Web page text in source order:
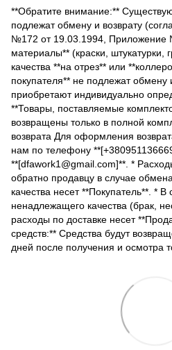
**Обратите внимание:**
подлежат обмену и возврату
№172 от 19.03.1994, Приложение
материалы** (краски, штукатурки,
качества **на отрез** или
покупателя** не подлежат обмену
приобретают индивидуально
**Товары, поставляемые
возвращены только в полной
возврата Для оформления
нам по телефону
**[dfawork1@gmail.com]**. *
обратно продавцу в случае
качества несет **Покупатель**. * В
ненадлежащего качества (брак,
расходы по доставке несет
средств:** Средства будут
дней после получения и осмотра